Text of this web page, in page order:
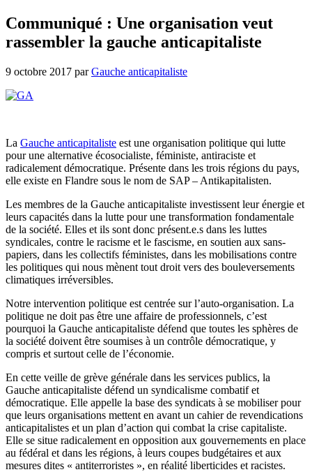
Communiqué : Une organisation veut
rassembler la gauche anticapitaliste
9 octobre 2017 parGauche anticapitaliste
La Gauche anticapitaliste est une organisation politique qui lutte
pour une alternative écosocialiste, féministe, antiraciste et
radicalement démocratique. Présente dans les trois régions du pays,
elle existe en Flandre sous le nom de SAP – Antikapitalisten.
Les membres de la Gauche anticapitaliste investissent leur énergie et
leurs capacités dans la lutte pour une transformation fondamentale
de la société. Elles et ils sont donc présent.e.s dans les luttes
syndicales, contre le racisme et le fascisme, en soutien aux sans-
papiers, dans les collectifs féministes, dans les mobilisations contre
les politiques qui nous mènent tout droit vers des bouleversements
climatiques irréversibles.
Notre intervention politique est centrée sur l’auto-organisation. La
politique ne doit pas être une affaire de professionnels, c’est
pourquoi la Gauche anticapitaliste défend que toutes les sphères de
la société doivent être soumises à un contrôle démocratique, y
compris et surtout celle de l’économie.
En cette veille de grève générale dans les services publics, la
Gauche anticapitaliste défend un syndicalisme combatif et
démocratique. Elle appelle la base des syndicats à se mobiliser pour
que leurs organisations mettent en avant un cahier de revendications
anticapitalistes et un plan d’action qui combat la crise capitaliste.
Elle se situe radicalement en opposition aux gouvernements en place
au fédéral et dans les régions, à leurs coupes budgétaires et aux
mesures dites « antiterroristes », en réalité liberticides et racistes.